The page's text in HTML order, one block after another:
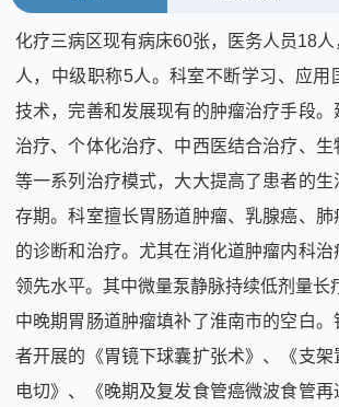
化疗三病区现有病床60张，医务人员18
人，中级职称5人。科室不断学习、应用
技术，完善和发展现有的肿瘤治疗手段
治疗、个体化治疗、中西医结合治疗、
等一系列治疗模式，大大提高了患者的生
存期。科室擅长胃肠道肿瘤、乳腺癌、
的诊断和治疗。尤其在消化道肿瘤内科
领先水平。其中微量泵静脉持续低剂量长
中晚期胃肠道肿瘤填补了淮南市的空白。
者开展的《胃镜下球囊扩张术》、《支架
电切》、《晚期及复发食管癌微波食管